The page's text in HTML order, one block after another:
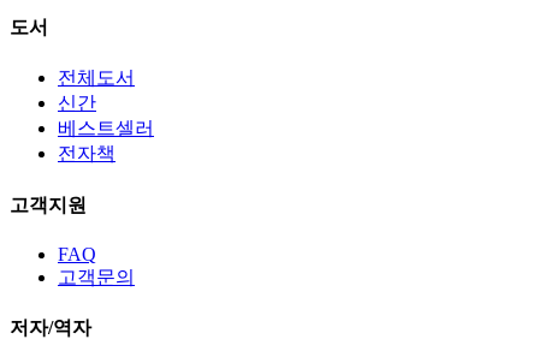
도서
전체도서
신간
베스트셀러
전자책
고객지원
FAQ
고객문의
저자/역자